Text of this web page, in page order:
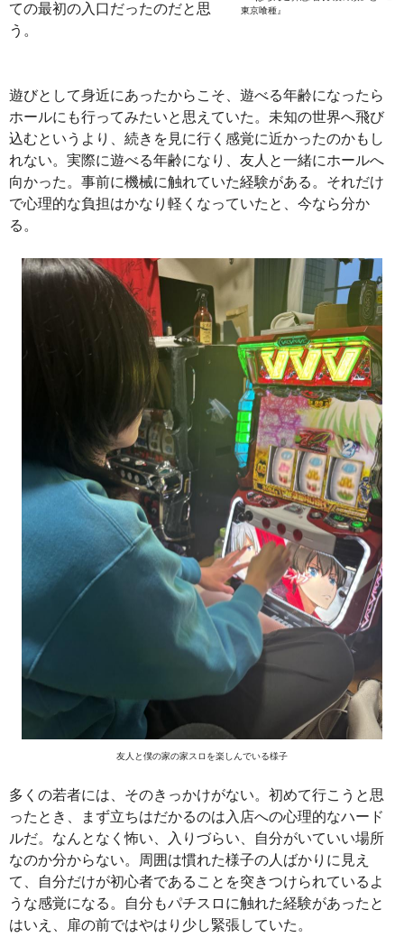
東京喰種』
ての最初の入口だったのだと思
う。
遊びとして身近にあったからこそ、遊べる年齢になったら
ホールにも行ってみたいと思えていた。未知の世界へ飛び
込むというより、続きを見に行く感覚に近かったのかもし
れない。実際に遊べる年齢になり、友人と一緒にホールへ
向かった。事前に機械に触れていた経験がある。それだけ
で心理的な負担はかなり軽くなっていたと、今なら分か
る。
友人と僕の家の家スロを楽しんでいる様子
多くの若者には、そのきっかけがない。初めて行こうと思
ったとき、まず立ちはだかるのは入店への心理的なハード
ルだ。なんとなく怖い、入りづらい、自分がいていい場所
なのか分からない。周囲は慣れた様子の人ばかりに見え
て、自分だけが初心者であることを突きつけられているよ
うな感覚になる。自分もパチスロに触れた経験があったと
はいえ、扉の前ではやはり少し緊張していた。